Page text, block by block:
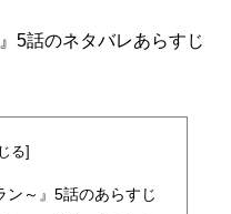
5話のネタバレあらすじ
ン～』5話のあらすじ